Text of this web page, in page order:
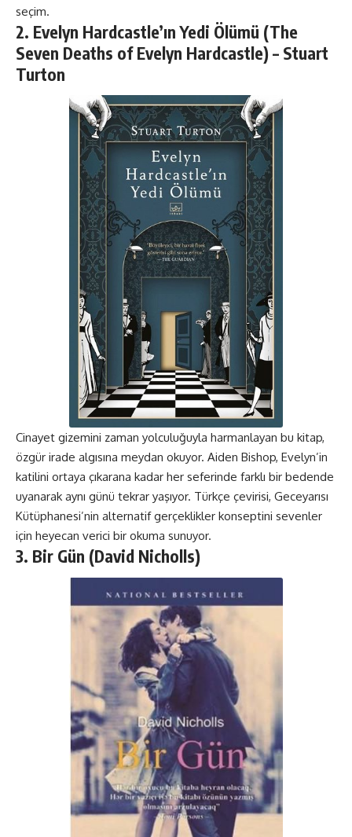
seçim.
2. Evelyn Hardcastle’ın Yedi Ölümü (The
Seven Deaths of Evelyn Hardcastle) – Stuart
Turton
Cinayet gizemini zaman yolculuğuyla harmanlayan bu kitap,
özgür irade algısına meydan okuyor. Aiden Bishop, Evelyn’in
katilini ortaya çıkarana kadar her seferinde farklı bir bedende
uyanarak aynı günü tekrar yaşıyor. Türkçe çevirisi, Geceyarısı
Kütüphanesi’nin alternatif gerçeklikler konseptini sevenler
için heyecan verici bir okuma sunuyor.
3. Bir Gün (David Nicholls)